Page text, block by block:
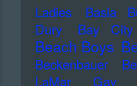
Ladies
Basia
Dury
Bay
Beach Boys
Beckenbauer
LaMar Gay